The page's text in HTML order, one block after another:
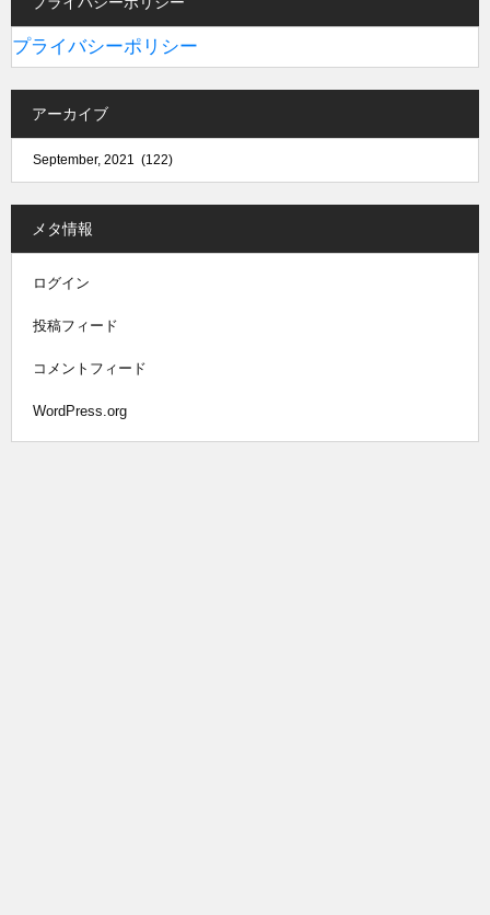
プライバシーポリシー
アーカイブ
メタ情報
ログイン
投稿フィード
コメントフィード
WordPress.org